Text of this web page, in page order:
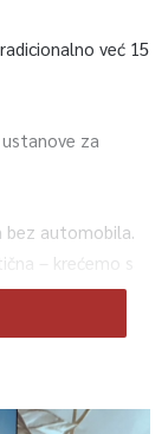
već 15
za
bez automobila.
– krećemo s
Stojčevačkom
važnost ovog